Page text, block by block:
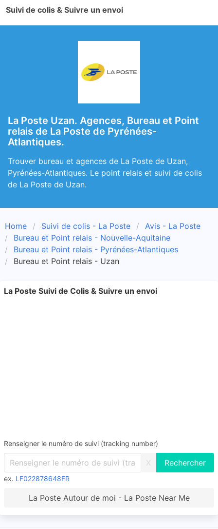
Suivi de colis & Suivre un envoi
La Poste Uzan. Agences, Bureau et Point
relais de La Poste de Pyrénées-
Atlantiques.
Trouver bureau et agences de La Poste de Uzan,
Pyrénées-Atlantiques. Le point relais et suivi de colis
de La Poste de Uzan.
Home Suivi de colis - La Poste
Avis - La Poste
Bureau et Point relais - Nouvelle-Aquitaine
Bureau et Point relais - Pyrénées-Atlantiques
Bureau et Point relais - Uzan
La Poste Suivi de Colis & Suivre un envoi
Renseigner le numéro de suivi (tracking number)
X
ex. LF022878648FR
La Poste Autour de moi - La Poste Near Me